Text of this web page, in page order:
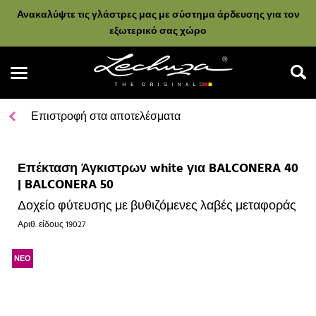
Ανακαλύψτε τις γλάστρες μας με σύστημα άρδευσης για τον
εξωτερικό σας χώρο
Αναζήτηση
Επιστροφή στα αποτελέσματα
Επέκταση Άγκιστρων white για BALCONERA 40
| BALCONERA 50
Δοχείο φύτευσης με βυθιζόμενες λαβές μεταφοράς
Αριθ. είδους19027
ΝΕΟ